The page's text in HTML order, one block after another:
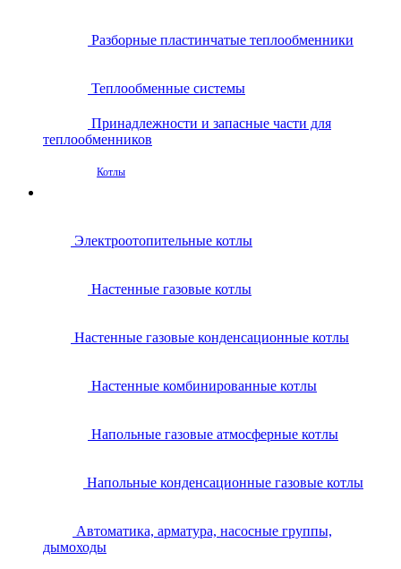
Разборные пластинчатые теплообменники
Теплообменные системы
Принадлежности и запасные части для
теплообменников
Котлы
Электроотопительные котлы
Настенные газовые котлы
Настенные газовые конденсационные котлы
Настенные комбинированные котлы
Напольные газовые атмосферные котлы
Напольные конденсационные газовые котлы
Автоматика, арматура, насосные группы,
дымоходы